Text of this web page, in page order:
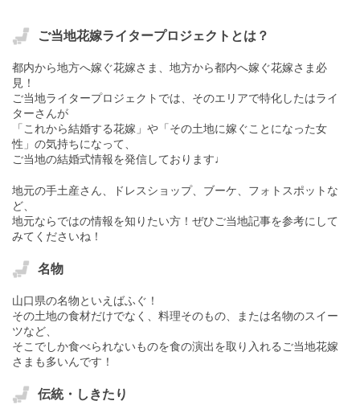
ご当地花嫁ライタープロジェクトとは？
都内から地方へ嫁ぐ花嫁さま、地方から都内へ嫁ぐ花嫁さま必
見！
ご当地ライタープロジェクトでは、そのエリアで特化したはライ
ターさんが
「これから結婚する花嫁」や「その土地に嫁ぐことになった女
性」の気持ちになって、
ご当地の結婚式情報を発信しております♩
地元の手土産さん、ドレスショップ、ブーケ、フォトスポットな
ど、
地元ならではの情報を知りたい方！ぜひご当地記事を参考にして
みてくださいね！
名物
山口県の名物といえばふぐ！
その土地の食材だけでなく、料理そのもの、または名物のスイー
ツなど、
そこでしか食べられないものを食の演出を取り入れるご当地花嫁
さまも多いんです！
伝統・しきたり